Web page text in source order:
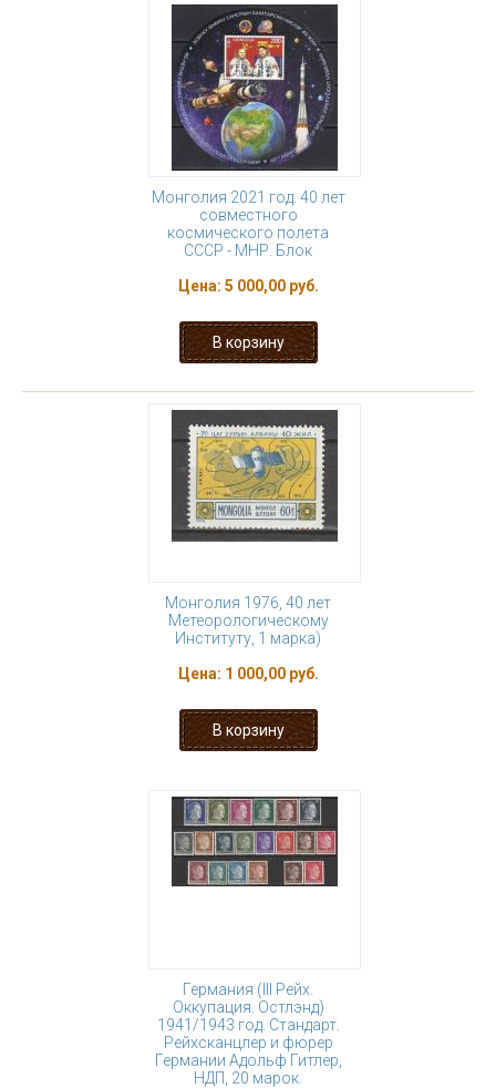
Монголия 2021 год. 40 лет
совместного
космического полета
СССР - МНР. Блок
Цена: 5 000,00 руб.
Монголия 1976, 40 лет
Метеорологическому
Институту, 1 марка)
Цена: 1 000,00 руб.
Германия (III Рейх.
Оккупация. Остлэнд)
1941/1943 год. Стандарт.
Рейхсканцлер и фюрер
Германии Адольф Гитлер,
НДП, 20 марок.